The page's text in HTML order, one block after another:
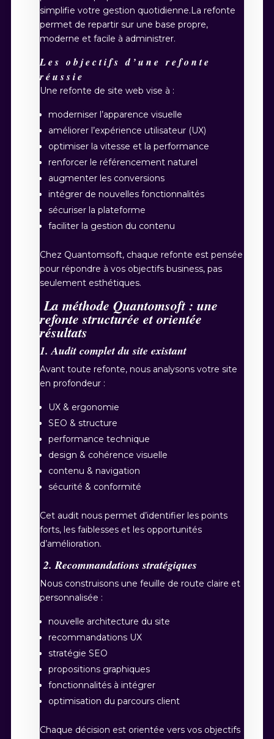
simplifie votre gestion quotidienne.La refonte
permet de repartir sur une base propre,
moderne et facile à administrer.
Les objectifs d’une refonte
réussie
Une refonte de site web vise à :
moderniser l’apparence visuelle
améliorer l’expérience utilisateur (UX)
optimiser la vitesse et la performance
renforcer le référencement naturel
augmenter les conversions
intégrer de nouvelles fonctionnalités
sécuriser la plateforme
faciliter la gestion du contenu
Chez Quantomsoft, chaque refonte est pensée
pour répondre à vos objectifs business, pas
seulement esthétiques.
La méthode Quantomsoft : une
refonte structurée et orientée
résultats
1. Audit complet du site existant
Avant toute refonte, nous analysons votre site
en profondeur :
UX & ergonomie
SEO & structure
performance technique
design & cohérence visuelle
contenu & navigation
sécurité & conformité
Cet audit nous permet d’identifier les points
forts, les faiblesses et les opportunités
d’amélioration.
2. Recommandations stratégiques
Nous construisons une feuille de route claire et
personnalisée :
nouvelle architecture du site
recommandations UX
stratégie SEO
propositions graphiques
fonctionnalités à intégrer
optimisation du parcours client
Chaque décision est orientée vers vos objectifs